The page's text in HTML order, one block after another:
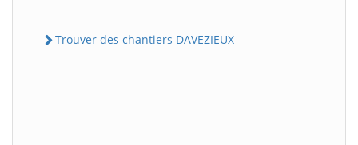
Trouver des chantiers DAVEZIEUX